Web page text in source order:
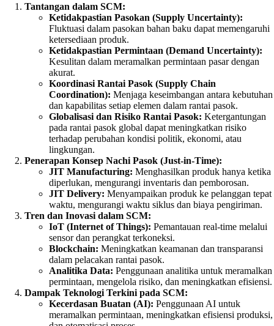
Tantangan dalam SCM:
Ketidakpastian Pasokan (Supply Uncertainty):
Fluktuasi dalam pasokan bahan baku dapat memengaruhi
ketersediaan produk.
Ketidakpastian Permintaan (Demand Uncertainty):
Kesulitan dalam meramalkan permintaan pasar dengan
akurat.
Koordinasi Rantai Pasok (Supply Chain
Coordination): Menjaga keseimbangan antara kebutuhan
dan kapabilitas setiap elemen dalam rantai pasok.
Globalisasi dan Risiko Rantai Pasok: Ketergantungan
pada rantai pasok global dapat meningkatkan risiko
terhadap perubahan kondisi politik, ekonomi, atau
lingkungan.
Penerapan Konsep Nachi Pasok (Just-in-Time):
JIT Manufacturing: Menghasilkan produk hanya ketika
diperlukan, mengurangi inventaris dan pemborosan.
JIT Delivery: Menyampaikan produk ke pelanggan tepat
waktu, mengurangi waktu siklus dan biaya pengiriman.
Tren dan Inovasi dalam SCM:
IoT (Internet of Things): Pemantauan real-time melalui
sensor dan perangkat terkoneksi.
Blockchain: Meningkatkan keamanan dan transparansi
dalam pelacakan rantai pasok.
Analitika Data: Penggunaan analitika untuk meramalkan
permintaan, mengelola risiko, dan meningkatkan efisiensi.
Dampak Teknologi Terkini pada SCM:
Kecerdasan Buatan (AI): Penggunaan AI untuk
meramalkan permintaan, meningkatkan efisiensi produksi,